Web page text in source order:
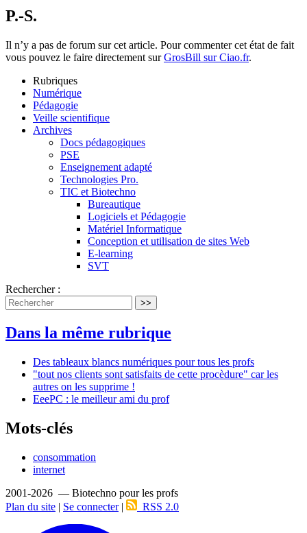
P.-S.
Il n’y a pas de forum sur cet article. Pour commenter cet état de fait
vous pouvez le faire directement surGrosBill sur Ciao.fr.
Rubriques
Numérique
Pédagogie
Veille scientifique
Archives
Docs pédagogiques
PSE
Enseignement adapté
Technologies Pro.
TIC et Biotechno
Bureautique
Logiciels et Pédagogie
Matériel Informatique
Conception et utilisation de sites Web
E-learning
SVT
Rechercher :
>>
Dans la même rubrique
Des tableaux blancs numériques pour tous les profs
"tout nos clients sont satisfaits de cette procèdure" car les
autres on les supprime !
EeePC : le meilleur ami du prof
Mots-clés
consommation
internet
2001-2026 — Biotechno pour les profs
Plan du site | Se connecter| RSS 2.0